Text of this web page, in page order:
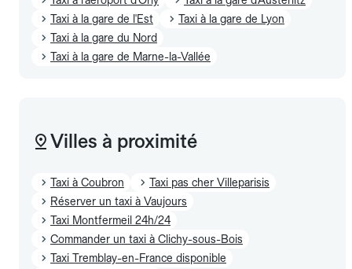
Taxi à la gare de l'Est
Taxi à la gare de Lyon
Taxi à la gare du Nord
Taxi à la gare de Marne-la-Vallée
Villes à proximité
Taxi à Coubron
Taxi pas cher Villeparisis
Réserver un taxi à Vaujours
Taxi Montfermeil 24h/24
Commander un taxi à Clichy-sous-Bois
Taxi Tremblay-en-France disponible